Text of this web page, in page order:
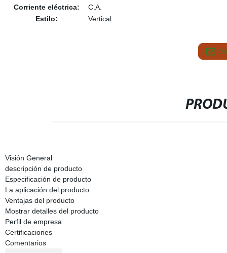
Corriente eléctrica:
C.A.
Estilo:
Vertical
Visión General
descripción de producto
Especificación de producto
La aplicación del producto
Ventajas del producto
Mostrar detalles del producto
Perfil de empresa
Certificaciones
Comentarios